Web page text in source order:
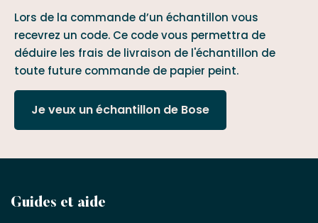
Lors de la commande d’un échantillon vous
recevrez un code. Ce code vous permettra de
déduire les frais de livraison de l'échantillon de
toute future commande de papier peint.
Je veux un échantillon de Bose
Devenez
Guides et aide